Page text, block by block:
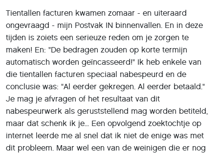
Tientallen facturen kwamen zomaar - en uiteraard
ongevraagd - mijn Postvak IN binnenvallen. En in deze
tijden is zoiets een serieuze reden om je zorgen te
maken! En: "De bedragen zouden op korte termijn
automatisch worden geïncasseerd!" Ik heb enkele van
die tientallen facturen speciaal nabespeurd en de
conclusie was: "Al eerder gekregen. Al eerder betaald."
Je mag je afvragen of het resultaat van dit
nabespeurwerk als geruststellend mag worden betiteld,
maar dat schenk ik je... Een opvolgend zoektochtje op
internet leerde me al snel dat ik niet de enige was met
dit probleem. Maar wel een van de weinigen die er nog